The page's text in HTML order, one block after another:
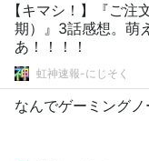
【キマシ！】『ご注
期）』3話感想。萌
あ！！！！
虹神速報-にじそく
なんでゲーミング